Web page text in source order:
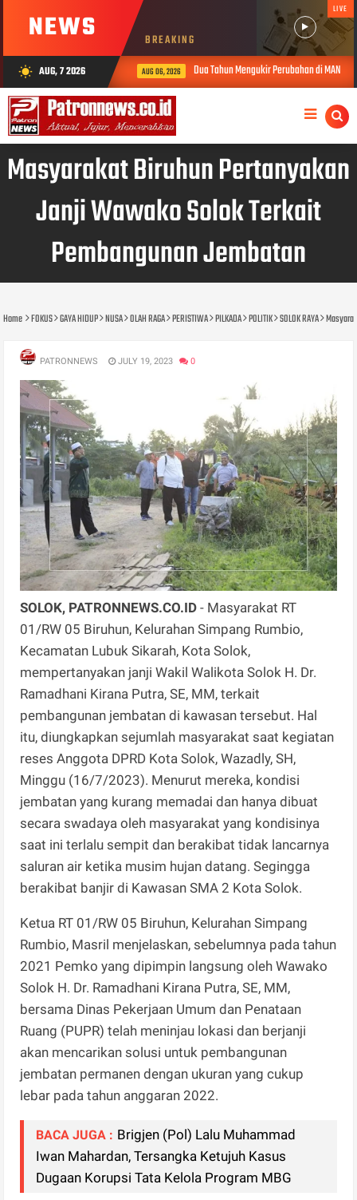
NEWS BREAKING
LIVE
wb_sunny AUG, 7 2026 AUG 06, 2026 Dua Tahun Mengukir Perubahan di MAN 2
Masyarakat Biruhun Pertanyakan
Janji Wawako Solok Terkait
Pembangunan Jembatan
Home FOKUS GAYA HIDUP NUSA OLAH RAGA PERISTIWA PILKADA POLITIK SOLOK RAYA
PATRONNEWS JULY 19, 2023 0
SOLOK, PATRONNEWS.CO.ID - Masyarakat RT
01/RW 05 Biruhun, Kelurahan Simpang Rumbio,
Kecamatan Lubuk Sikarah, Kota Solok,
mempertanyakan janji Wakil Walikota Solok H. Dr.
Ramadhani Kirana Putra, SE, MM, terkait
pembangunan jembatan di kawasan tersebut. Hal
itu, diungkapkan sejumlah masyarakat saat kegiatan
reses Anggota DPRD Kota Solok, Wazadly, SH,
Minggu (16/7/2023). Menurut mereka, kondisi
jembatan yang kurang memadai dan hanya dibuat
secara swadaya oleh masyarakat yang kondisinya
saat ini terlalu sempit dan berakibat tidak lancarnya
saluran air ketika musim hujan datang. Segingga
berakibat banjir di Kawasan SMA 2 Kota Solok.
Ketua RT 01/RW 05 Biruhun, Kelurahan Simpang
Rumbio, Masril menjelaskan, sebelumnya pada tahun
2021 Pemko yang dipimpin langsung oleh Wawako
Solok H. Dr. Ramadhani Kirana Putra, SE, MM,
bersama Dinas Pekerjaan Umum dan Penataan
Ruang (PUPR) telah meninjau lokasi dan berjanji
akan mencarikan solusi untuk pembangunan
jembatan permanen dengan ukuran yang cukup
lebar pada tahun anggaran 2022.
BACA JUGA : Brigjen (Pol) Lalu Muhammad
Iwan Mahardan, Tersangka Ketujuh Kasus
Dugaan Korupsi Tata Kelola Program MBG